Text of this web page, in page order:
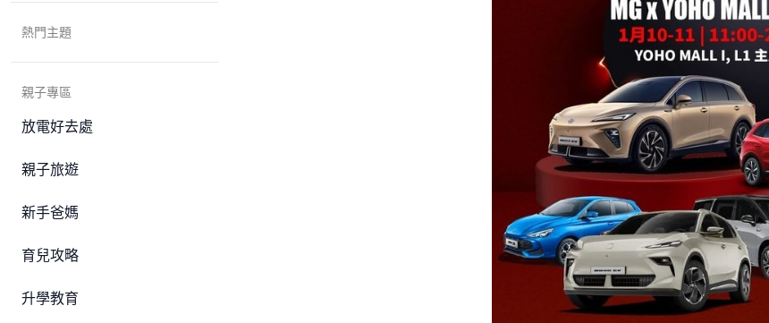
熱門主題
親子專區
放電好去處
親子旅遊
新手爸媽
育兒攻略
升學教育